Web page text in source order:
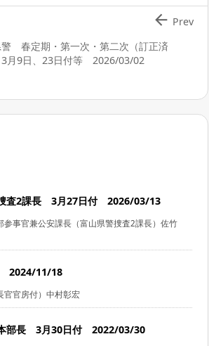
警 春定期・第一次・第二次（訂正済
月9日、23日付等 2026/03/02
 Prev
査2課長 3月27日付 2026/03/13
参事官兼公安課長（富山県警捜査2課長）佐竹
2024/11/18
官官房付）中村彰宏
部長 3月30日付 2022/03/30